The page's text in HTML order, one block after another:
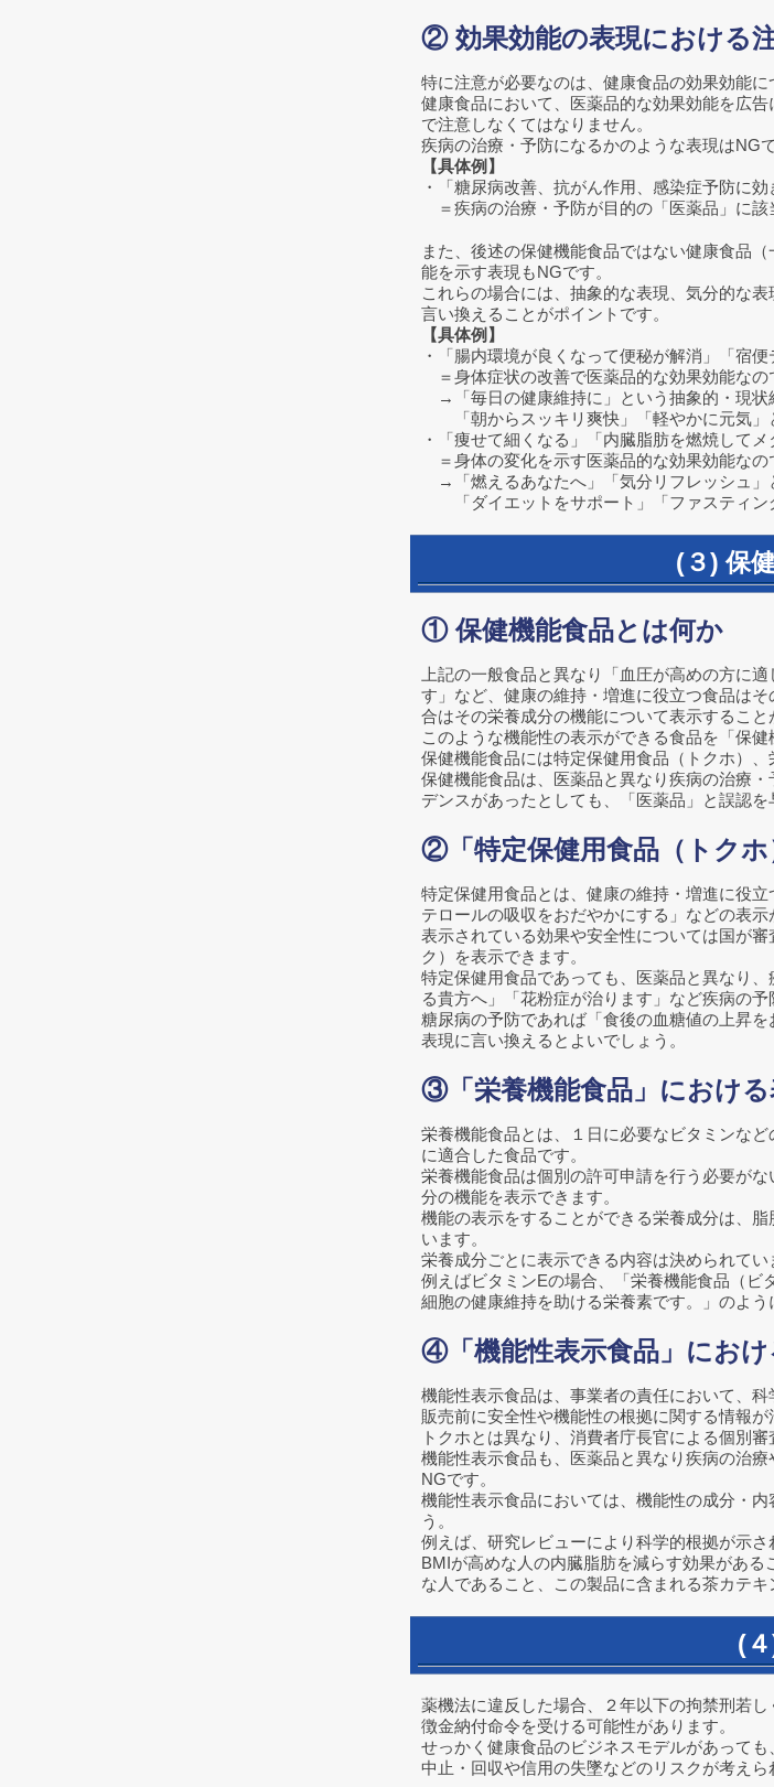
② 効果効能の表現における
特に注意が必要なのは、健康食品の効果効能に
健康食品において、医薬品的な効果効能を広
で注意しなくてはなりません。
疾病の治療・予防になるかのような表現はNGで
【具体例】
・「糖尿病改善、抗がん作用、感染症予防に
＝疾病の治療・予防が目的の「医薬品」に該
また、後述の保健機能食品ではない健康食品
能を示す表現もNGです。
これらの場合には、抽象的な表現、気分的な
言い換えることがポイントです。
【具体例】
・「腸内環境が良くなって便秘が解消」「宿便
＝身体症状の改善で医薬品的な効果効能なの
→「毎日の健康維持に」という抽象的・現状
「朝からスッキリ爽快」「軽やかに元気」
・「痩せて細くなる」「内臓脂肪を燃焼してメ
＝身体の変化を示す医薬品的な効果効能なの
→「燃えるあなたへ」「気分リフレッシュ」
「ダイエットをサポート」「ファスティン
(３) 保
① 保健機能食品とは何か
上記の一般食品と異なり「血圧が高めの方に
す」など、健康の維持・増進に役立つ食品は
合はその栄養成分の機能について表示すること
このような機能性の表示ができる食品を「保健
保健機能食品には特定保健用食品（トクホ）
保健機能食品は、医薬品と異なり疾病の治療
デンスがあったとしても、「医薬品」と誤認
②「特定保健用食品（トク
特定保健用食品とは、健康の維持・増進に役
テロールの吸収をおだやかにする」などの表示
表示されている効果や安全性については国が
ク）を表示できます。
特定保健用食品であっても、医薬品と異なり
る貴方へ」「花粉症が治ります」など疾病の予
糖尿病の予防であれば「食後の血糖値の上昇
表現に言い換えるとよいでしょう。
③「栄養機能食品」における
栄養機能食品とは、１日に必要なビタミンな
に適合した食品です。
栄養機能食品は個別の許可申請を行う必要が
分の機能を表示できます。
機能の表示をすることができる栄養成分は、
います。
栄養成分ごとに表示できる内容は決められてい
例えばビタミンEの場合、「栄養機能食品（ビ
細胞の健康維持を助ける栄養素です。」のよ
④「機能性表示食品」におけ
機能性表示食品は、事業者の責任において、
販売前に安全性や機能性の根拠に関する情報が
トクホとは異なり、消費者庁長官による個別
機能性表示食品も、医薬品と異なり疾病の治
NGです。
機能性表示食品においては、機能性の成分・
う。
例えば、研究レビューにより科学的根拠が示
BMIが高めな人の内臓脂肪を減らす効果があ
な人であること、この製品に含まれる茶カテ
(
薬機法に違反した場合、２年以下の拘禁刑若
徴金納付命令を受ける可能性があります。
せっかく健康食品のビジネスモデルがあって
中止・回収や信用の失墜などのリスクが考えら